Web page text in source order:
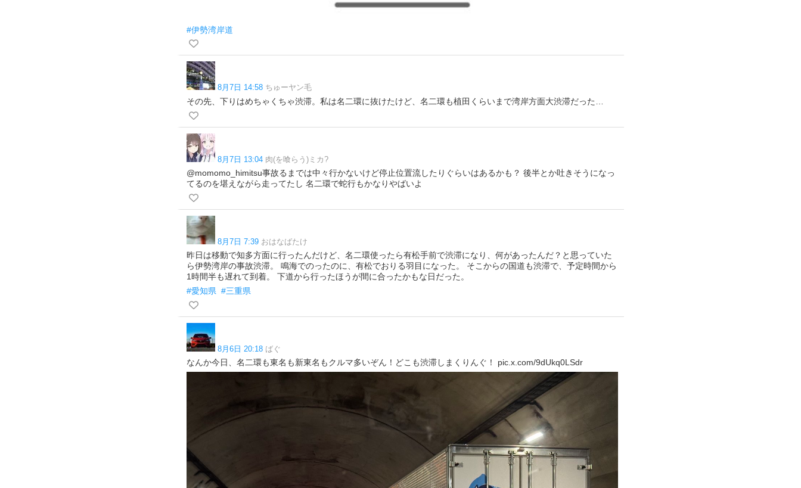
#伊勢湾岸道
8月7日 14:58 ちゅーヤン毛
その先、下りはめちゃくちゃ渋滞。私は名二環に抜けたけど、名二環も植田くらいまで湾岸方面大渋滞だった…
8月7日 13:04 肉(を喰らう)ミカ?
@momomo_himitsu事故るまでは中々行かないけど停止位置流したりぐらいはあるかも？ 後半とか吐きそうになっ
てるのを堪えながら走ってたし 名二環で蛇行もかなりやばいよ
8月7日 7:39 おはなばたけ
昨日は移動で知多方面に行ったんだけど、名二環使ったら有松手前で渋滞になり、何があったんだ？と思っていた
ら伊勢湾岸の事故渋滞。 鳴海でのったのに、有松でおりる羽目になった。 そこからの国道も渋滞で、予定時間から
1時間半も遅れて到着。 下道から行ったほうが間に合ったかもな日だった。
#愛知県 #三重県
8月6日 20:18 ばぐ
なんか今日、名二環も東名も新東名もクルマ多いぞん！どこも渋滞しまくりんぐ！ pic.x.com/9dUkq0LSdr